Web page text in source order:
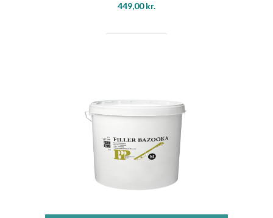
449,00kr.